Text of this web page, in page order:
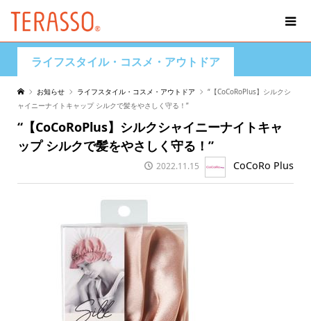
ライフスタイル・コスメ・アウトドア
お知らせ ライフスタイル・コスメ・アウトドア
“【CoCoRoPlus】シルクシ
ャイニーナイトキャップ シルクで髪をやさしく守る！”
“【CoCoRoPlus】シルクシャイニーナイトキャ
ップ シルクで髪をやさしく守る！”
2022.11.15 CoCoRo Plus